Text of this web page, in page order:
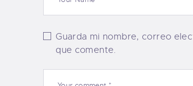
Guarda mi nombre, correo
que comente.